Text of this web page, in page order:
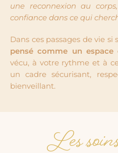
une reconnexion au
confiance dans ce qui
Dans ces passages de vie si
pensé comme un espace
vécu, à votre rythme et à
un cadre sécurisant,
bienveillant.
Les